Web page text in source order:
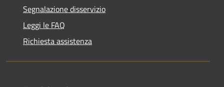
Segnalazione disservizio
Leggi le FAQ
Richiesta assistenza